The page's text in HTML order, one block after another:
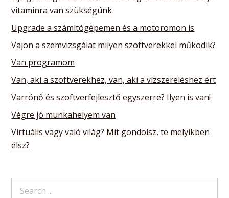
vitaminra van szükségünk
Upgrade a számítógépemen és a motoromon is
Vajon a szemvizsgálat milyen szoftverekkel működik?
Van programom
Van, aki a szoftverekhez, van, aki a vízszereléshez ért
Varrónő és szoftverfejlesztő egyszerre? Ilyen is van!
Végre jó munkahelyem van
Virtuális vagy való világ? Mit gondolsz, te melyikben
élsz?